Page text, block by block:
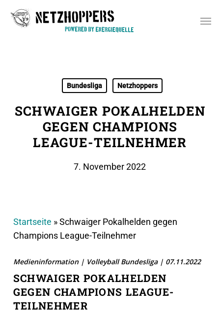
Bundesliga Netzhoppers
SCHWAIGER POKALHELDEN
GEGEN CHAMPIONS
LEAGUE-TEILNEHMER
7. November 2022
Startseite »Schwaiger Pokalhelden gegen
Champions League-Teilnehmer
Medieninformation | Volleyball Bundesliga | 07.11.2022
SCHWAIGER POKALHELDEN
GEGEN CHAMPIONS LEAGUE-
TEILNEHMER